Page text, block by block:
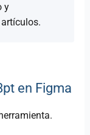
y
en Figma